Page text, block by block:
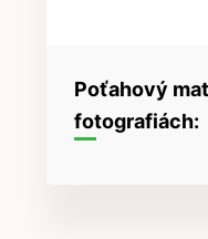
Poťahový
fotografiách: